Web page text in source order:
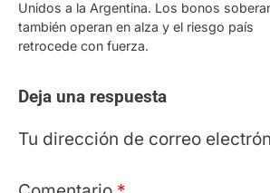
Unidos a la Argentina. Los bonos
también operan en alza y el riesgo país
retrocede con fuerza.
Deja una respuesta
Tu dirección de correo